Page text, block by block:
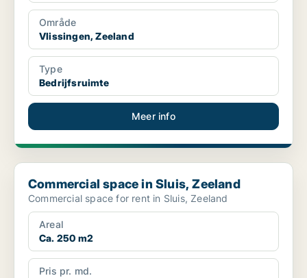
Område
Vlissingen, Zeeland
Type
Bedrijfsruimte
Meer info
Commercial space in Sluis, Zeeland
Commercial space in Sluis, Zeeland
Commercial space for rent in Sluis, Zeeland
Areal
Ca. 250 m2
Pris pr. md.